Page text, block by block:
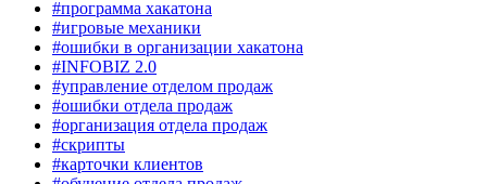
#программа хакатона
#игровые механики
#ошибки в организации хакатона
#INFOBIZ 2.0
#управление отделом продаж
#ошибки отдела продаж
#организация отдела продаж
#скрипты
#карточки клиентов